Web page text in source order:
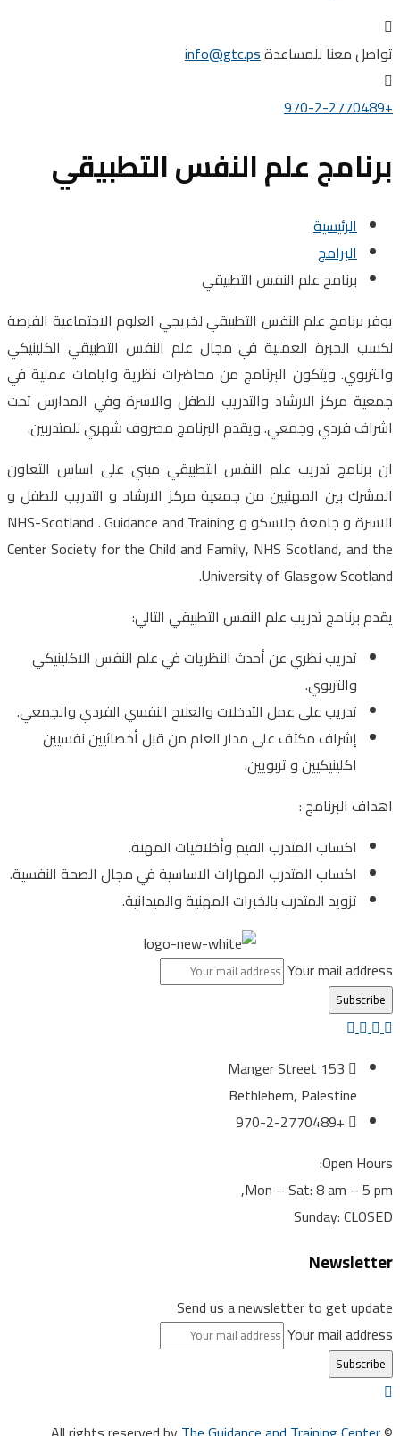
تواصل معنا للمساعدةinfo@gtc.ps
+970-2-2770489
برنامج علم النفس التطبيقي
الرئيسية
البرامج
برنامج علم النفس التطبيقي
يوفر برنامج علم النفس التطبيقي لخريجي العلوم الاجتماعية الفرصة
لكسب الخبرة العملية في مجال علم النفس التطبيقي الكلينيكي
والتربوي. ويتكون البرنامج من محاضرات نظرية وايامات عملية في
جمعية مركز الارشاد والتدريب للطفل والاسرة وفي المدارس تحت
اشراف فردي وجمعي. ويقدم البرنامج مصروف شهري للمتدربين.
ان برنامج تدريب علم النفس التطبيقي مبني على اساس التعاون
المشرك بين المهنيين من جمعية مركز الارشاد و التدريب للطفل و
الاسرة و جامعة جلاسكو و NHS-Scotland . Guidance and Training
Center Society for the Child and Family, NHS Scotland, and the
University of Glasgow Scotland.
يقدم برنامج تدريب علم النفس التطبيقي التالي:
تدريب نظري عن أحدث النظريات في علم النفس الاكلينيكي
والتربوي.
تدريب على عمل التدخلات والعلاج النفسي الفردي والجمعي.
إشراف مكثف على مدار العام من قبل أخصائيين نفسيين
اكلينيكيين و تربويين.
اهداف البرنامج :
اكساب المتدرب القيم وأخلاقيات المهنة.
اكساب المتدرب المهارات الاساسية في مجال الصحة النفسية.
تزويد المتدرب بالخبرات المهنية والميدانية.
Your mail address
153 Manger Street
Bethlehem, Palestine
+970-2-2770489
Open Hours:
Mon – Sat: 8 am – 5 pm,
Sunday: CLOSED
Newsletter
Send us a newsletter to get update
Your mail address